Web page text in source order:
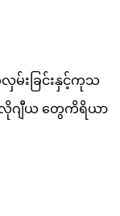
မ်းခြင်းနှင့်ကုသ
လိုဂျီယ တွေကိရိယာ